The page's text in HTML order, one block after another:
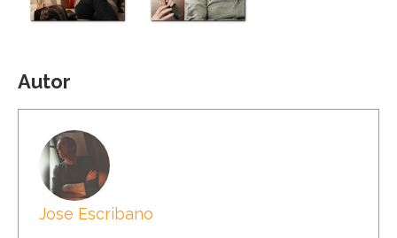
Autor
Jose Escribano